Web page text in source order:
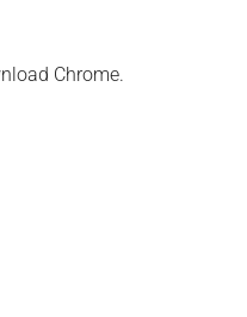
Chrome.